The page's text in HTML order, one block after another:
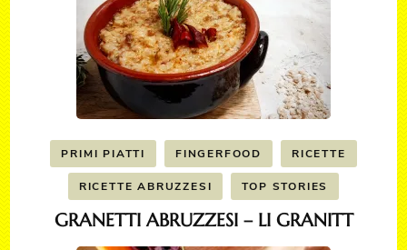
PRIMI PIATTI FINGERFOOD RICETTE
RICETTE ABRUZZESI TOP STORIES
GRANETTI ABRUZZESI – LI GRANITT